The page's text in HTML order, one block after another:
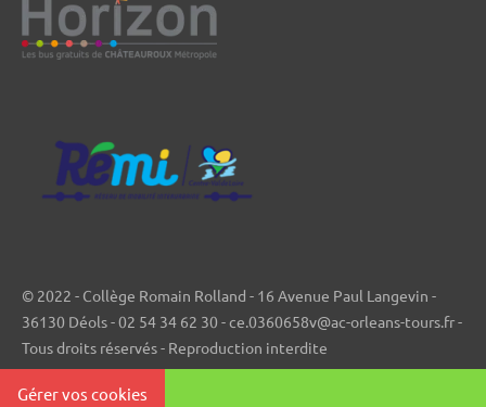
© 2022 - Collège Romain Rolland - 16 Avenue Paul Langevin -
36130 Déols - 02 54 34 62 30 - ce.0360658v@ac-orleans-tours.fr -
Tous droits réservés - Reproduction interdite
Gérer vos cookies